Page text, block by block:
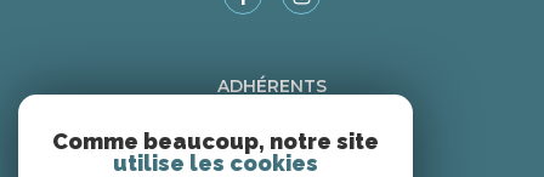
ADHÉRENTS
Nous adhérons
Comme beaucoup, notre site
utilise les cookies